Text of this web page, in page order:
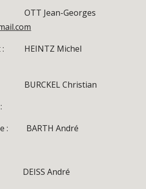
Jean-Georges
: HEINTZ Michel
Christian
:
: BARTH André
DEISS André